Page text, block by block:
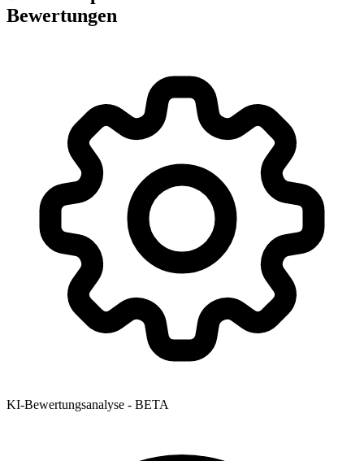
Bewertungen
KI-Bewertungsanalyse - BETA